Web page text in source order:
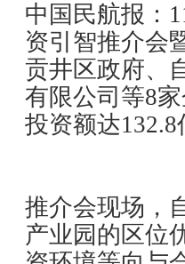
中国民航报：
资引智推介会
贡井区政府、
有限公司等8
投资额达132.8
推介会现场，
产业园的区位